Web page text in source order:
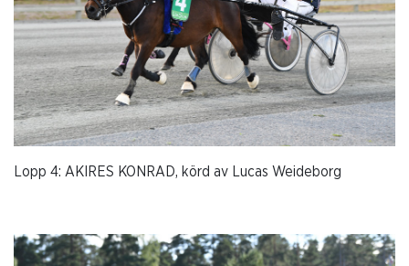
Lopp 4: AKIRES KONRAD, körd av Lucas Weideborg